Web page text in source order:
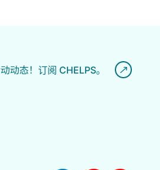
动态！订阅 CHELPS。